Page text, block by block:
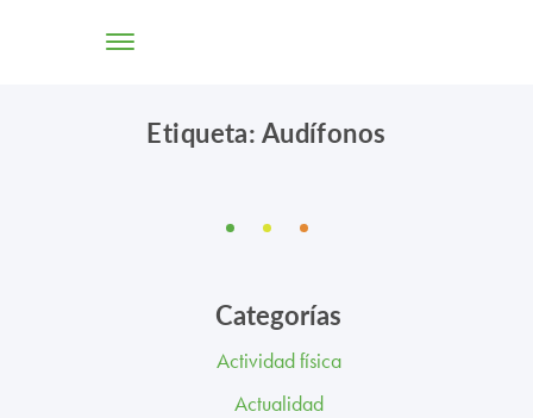
TIENDA ONLINE
CENTROS
PROFESIONALES
Etiqueta: Audífonos
Categorías
Actividad física
Actualidad